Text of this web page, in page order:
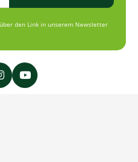
den Link in unserem Newsletter